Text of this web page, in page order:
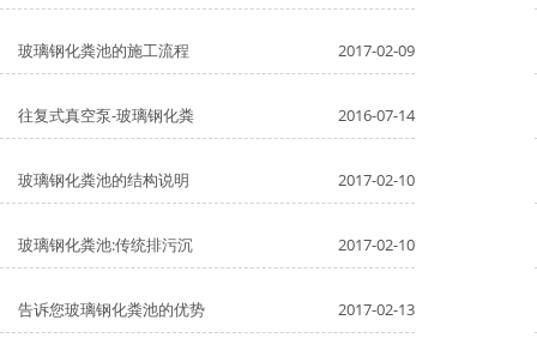
玻璃钢化粪池的施工流程 2017-02-09
往复式真空泵-玻璃钢化粪 2016-07-14
玻璃钢化粪池的结构说明 2017-02-10
玻璃钢化粪池:传统排污沉 2017-02-10
告诉您玻璃钢化粪池的优势 2017-02-13